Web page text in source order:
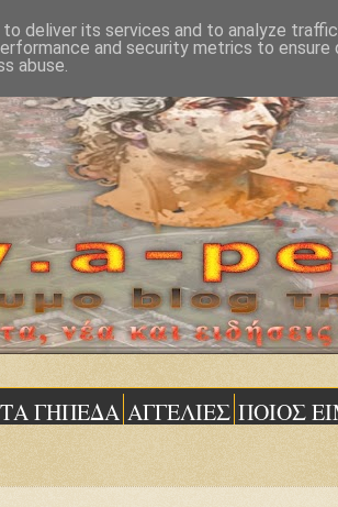
ΓΗΠΕΔΑ ΑΓΓΕΛΙΕΣ ΠΟΙΟΣ
deliver its services and to analyze
and security metrics to
abuse.